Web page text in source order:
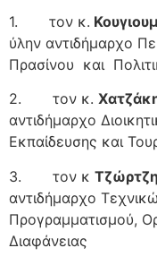
1. τον κ.
ύλην αντιδήμαρχο
Πρασίνου και
2. τον κ.
αντιδήμαρχο
Εκπαίδευσης και
3. τον κ
αντιδήμαρχο
Προγραμματισμού,
Διαφάνειας